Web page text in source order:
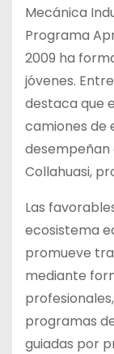
Mecánica
Programa
2009 ha
jóvenes.
destaca que
camiones de
Collahuasi,
Las
ecosistema
promueve
mediante
programas
guiadas por